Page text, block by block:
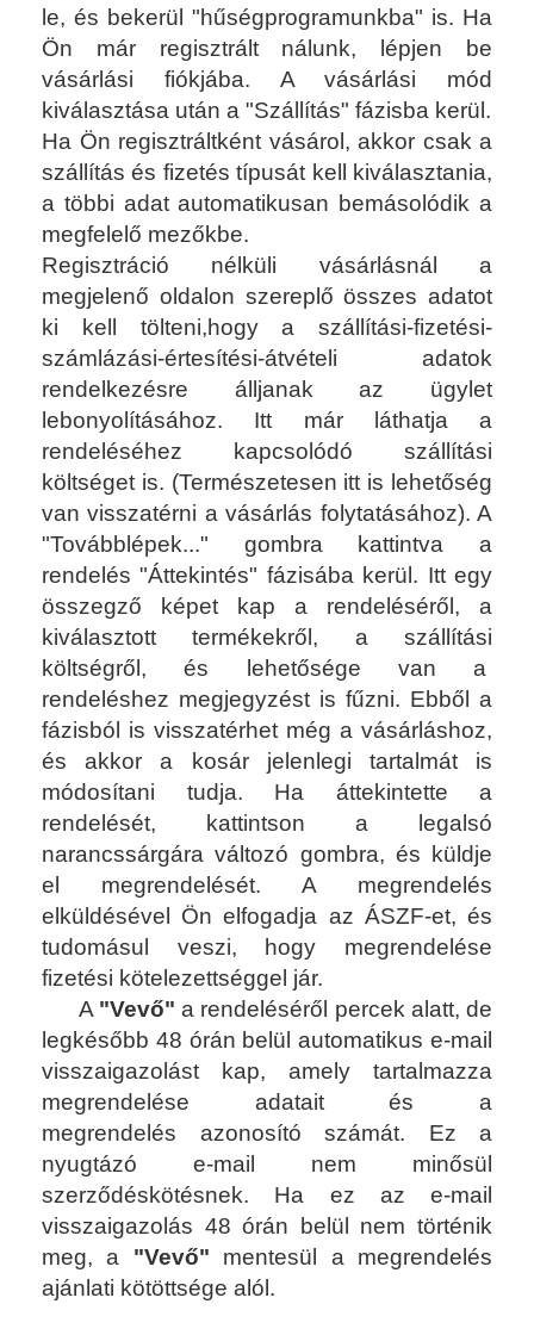
le, és bekerül "hűségprogramunkba" is. Ha
Ön már regisztrált nálunk, lépjen be
vásárlási fiókjába. A vásárlási mód
kiválasztása után a "Szállítás" fázisba kerül.
Ha Ön regisztráltként vásárol, akkor csak a
szállítás és fizetés típusát kell kiválasztania,
a többi adat automatikusan bemásolódik a
megfelelő mezőkbe.
Regisztráció nélküli vásárlásnál a
megjelenő oldalon szereplő összes adatot
ki kell tölteni,hogy a szállítási-fizetési-
számlázási-értesítési-átvételi adatok
rendelkezésre álljanak az ügylet
lebonyolításához. Itt már láthatja a
rendeléséhez kapcsolódó szállítási
költséget is. (Természetesen itt is lehetőség
van visszatérni a vásárlás folytatásához). A
"Továbblépek..." gombra kattintva a
rendelés "Áttekintés" fázisába kerül. Itt egy
összegző képet kap a rendeléséről, a
kiválasztott termékekről, a szállítási
költségről, és lehetősége van a
rendeléshez megjegyzést is fűzni. Ebből a
fázisból is visszatérhet még a vásárláshoz,
és akkor a kosár jelenlegi tartalmát is
módosítani tudja. Ha áttekintette a
rendelését, kattintson a legalsó
narancssárgára változó gombra, és küldje
el megrendelését. A megrendelés
elküldésével Ön elfogadja az ÁSZF-et, és
tudomásul veszi, hogy megrendelése
fizetési kötelezettséggel jár.
A "Vevő" a rendeléséről percek alatt, de
legkésőbb 48 órán belül automatikus e-mail
visszaigazolást kap, amely tartalmazza
megrendelése adatait és a
megrendelés azonosító számát. Ez a
nyugtázó e-mail nem minősül
szerződéskötésnek. Ha ez az e-mail
visszaigazolás 48 órán belül nem történik
meg, a "Vevő" mentesül a megrendelés
ajánlati kötöttsége alól.